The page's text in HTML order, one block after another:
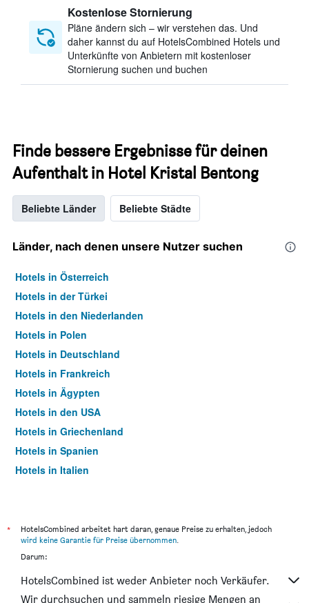
Kostenlose Stornierung
Pläne ändern sich – wir verstehen das. Und
daher kannst du auf HotelsCombined Hotels und
Unterkünfte von Anbietern mit kostenloser
Stornierung suchen und buchen
Finde bessere Ergebnisse für deinen
Aufenthalt in Hotel Kristal Bentong
Beliebte Länder Beliebte Städte
Länder, nach denen unsere Nutzer suchen
Hotels in Österreich
Hotels in der Türkei
Hotels in den Niederlanden
Hotels in Polen
Hotels in Deutschland
Hotels in Frankreich
Hotels in Ägypten
Hotels in den USA
Hotels in Griechenland
Hotels in Spanien
Hotels in Italien
*
HotelsCombined arbeitet hart daran, genaue Preise zu erhalten, jedoch
wird keine Garantie für Preise übernommen.
Darum:
HotelsCombined ist weder Anbieter noch Verkäufer.
Wir durchsuchen und sammeln riesige Mengen an